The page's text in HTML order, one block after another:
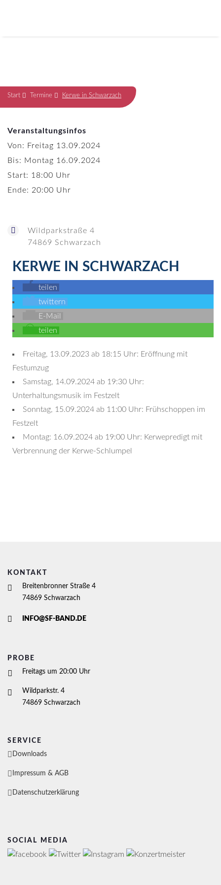
Start Termine Kerwe in Schwarzach
Veranstaltungsinfos
Von: Freitag 13.09.2024
Bis: Montag 16.09.2024
Start: 18:00 Uhr
Ende: 20:00 Uhr
Wildparkstraße 4
74869 Schwarzach
KERWE IN SCHWARZACH
teilen
twittern
E-Mail
teilen
Freitag, 13.09.2023 ab 18:15 Uhr: Eröffnung mit
Festumzug
Samstag, 14.09.2024 ab 19:30 Uhr:
Unterhaltungsmusik im Festzelt
Sonntag, 15.09.2024 ab 11:00 Uhr: Frühschoppen im
Festzelt
Montag: 16.09.2024 ab 19:00 Uhr: Kerwepredigt mit
Verbrennung der Kerwe-Schlumpel
KONTAKT
Breitenbronner Straße 4
74869 Schwarzach
INFO@SF-BAND.DE
PROBE
Freitags um 20:00 Uhr
Wildparkstr. 4
74869 Schwarzach
SERVICE
Downloads
Impressum & AGB
Datenschutzerklärung
SOCIAL MEDIA